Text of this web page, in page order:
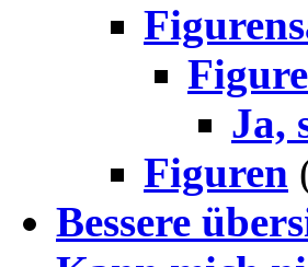
Ja,
Figuren
Bessere